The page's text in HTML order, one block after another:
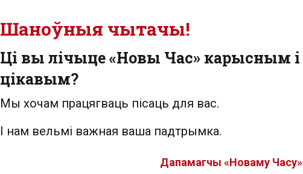
Шаноўныя чытачы!
Ці вы лічыце «Новы Час» карысным і
цікавым?
Мы хочам працягваць пісаць для вас.
І нам вельмі важная ваша падтрымка.
Дапамагчы «Новаму Часу»